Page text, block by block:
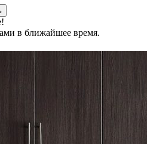
в ближайшее время.